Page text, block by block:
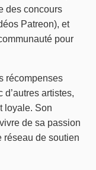
des concours
Patreon), et
pour
récompenses
artistes,
loyale. Son
de sa passion
réseau de soutien